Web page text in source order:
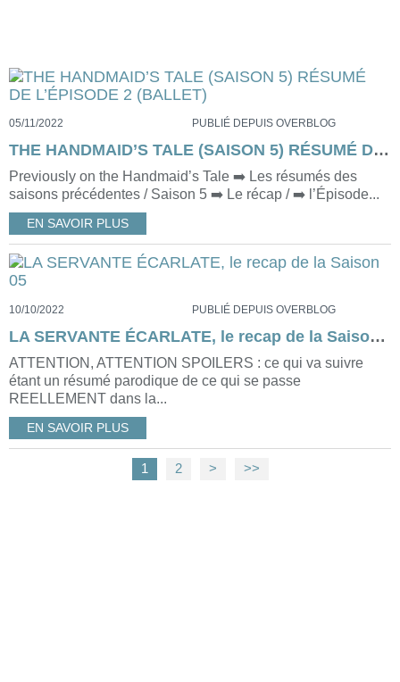
05/11/2022 PUBLIÉ DEPUIS OVERBLOG
THE HANDMAID’S TALE (SAISON 5) RÉSUMÉ DE L’ÉPISODE 2 (BALLET)
Previously on the Handmaid’s Tale ➡️ Les résumés des
saisons précédentes / Saison 5 ➡️ Le récap / ➡️ l’Épisode...
EN SAVOIR PLUS
10/10/2022 PUBLIÉ DEPUIS OVERBLOG
LA SERVANTE ÉCARLATE, le recap de la Saison 05
ATTENTION, ATTENTION SPOILERS : ce qui va suivre
étant un résumé parodique de ce qui se passe
REELLEMENT dans la...
EN SAVOIR PLUS
1 2 > >>